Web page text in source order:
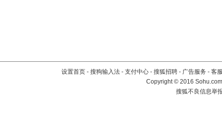
设置首页 - 搜狗输入法 - 支付中心 - 搜狐招聘 - 广告服务 - 客
Copyright©2016
搜狐不良信息举